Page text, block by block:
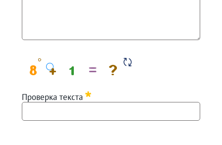
Проверка текста